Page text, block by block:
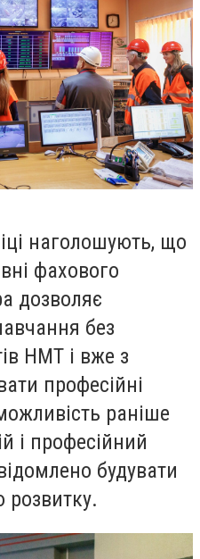
наголошують, що
фахового
дозволяє
без
НМТ і вже з
професійні
раніше
і професійний
будувати
розвитку.